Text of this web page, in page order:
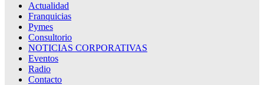
Actualidad
Franquicias
Pymes
Consultorio
NOTICIAS CORPORATIVAS
Eventos
Radio
Contacto